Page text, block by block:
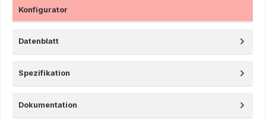
Konfigurator
Datenblatt
Spezifikation
Dokumentation